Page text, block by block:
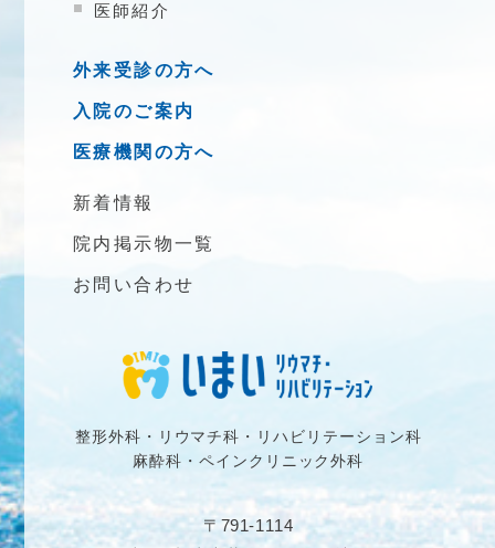
整形外科・リウマチ科・リハビリテーション科
麻酔科・ペインクリニック外科
〒791-1114
医師紹介
外来受診の方へ
入院のご案内
医療機関の方へ
新着情報
院内掲示物一覧
お問い合わせ